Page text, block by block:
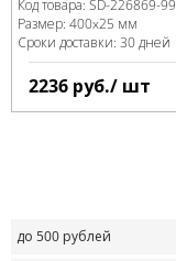
Код товара: SD-226869-99
Размер: 400x25 мм
Сроки доставки: 30 дней
2236 руб./ шт
до 500 рублей